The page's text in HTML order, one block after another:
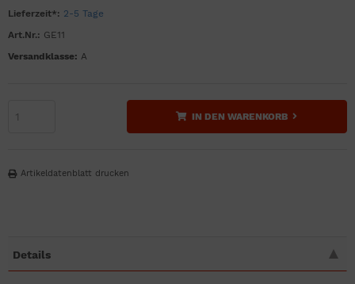
Lieferzeit*: 2-5 Tage
Art.Nr.: GE11
Versandklasse: A
IN DEN WARENKORB
Artikeldatenblatt drucken
Details